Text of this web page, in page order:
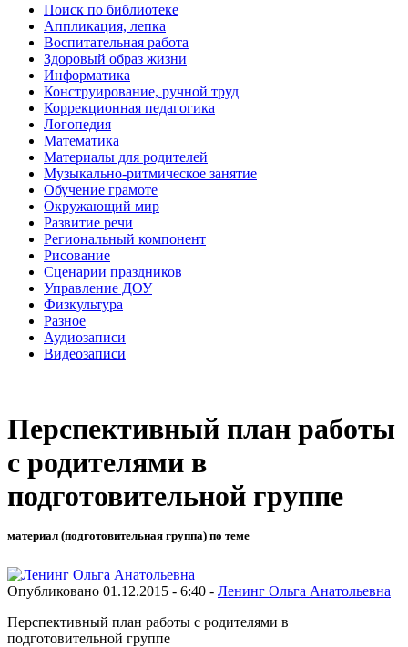
Поиск по библиотеке
Аппликация, лепка
Воспитательная работа
Здоровый образ жизни
Информатика
Конструирование, ручной труд
Коррекционная педагогика
Логопедия
Математика
Материалы для родителей
Музыкально-ритмическое занятие
Обучение грамоте
Окружающий мир
Развитие речи
Региональный компонент
Рисование
Сценарии праздников
Управление ДОУ
Физкультура
Разное
Аудиозаписи
Видеозаписи
Перспективный план работы
с родителями в
подготовительной группе
материал (подготовительная группа) по теме
Опубликовано 01.12.2015 - 6:40 - Ленинг Ольга Анатольевна
Перспективный план работы с родителями в
подготовительной группе